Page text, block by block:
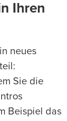
Ihren
neues
Sie die
Beispiel das